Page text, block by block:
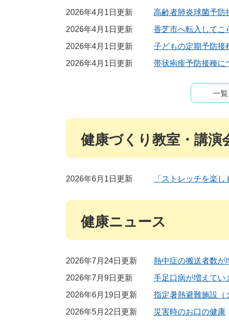
2026年4月1日更新
高齢者肺炎球菌予防
2026年4月1日更新
香芝市へ転入してこ
2026年4月1日更新
子どもの定期予防接
2026年4月1日更新
帯状疱疹予防接種に
一
健康づくり教室・講演
2026年6月1日更新 「ストレッチを楽
健康ニュース
2026年7月24日更新
熱中症の搬送者数が
2026年7月9日更新
手足口病が増えてい
2026年6月19日更新
指定暑熱避難施設（
2026年5月22日更新
災害時のお口の健康